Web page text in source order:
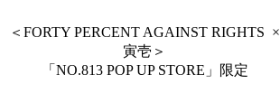
＜FORTY PERCENT AGAINST RIGHTS ×
寅壱＞
「NO.813 POP UP STORE」限定